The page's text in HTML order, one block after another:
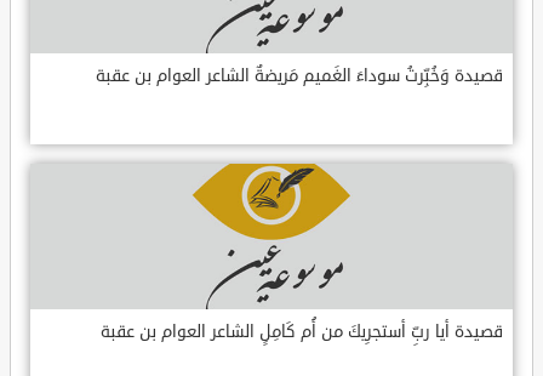
قصيدة وَخُبِّرتُ سوداءَ الغَميم مَريضةٌ الشاعر العوام بن عقبة
قصيدة أيا ربِّ أستجرِيكَ من أُم كَامِلٍ الشاعر العوام بن عقبة